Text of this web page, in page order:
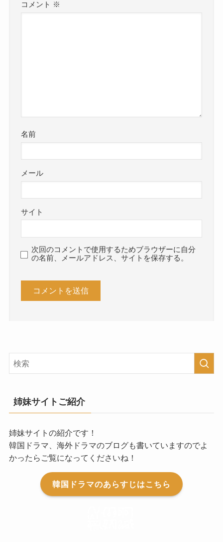
コメント ※
名前
メール
サイト
次回のコメントで使用するためブラウザーに自分
の名前、メールアドレス、サイトを保存する。
姉妹サイトご紹介
姉妹サイトの紹介です！
韓国ドラマ、海外ドラマのブログも書いていますのでよ
かったらご覧になってくださいね！
韓国ドラマのあらすじはこちら